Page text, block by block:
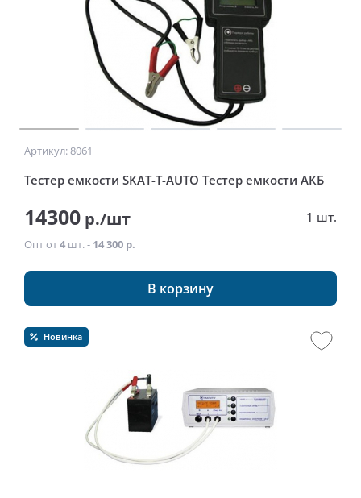
Артикул: 8061
Тестер емкости SKAT-T-AUTO Тестер емкости АКБ
14300 р./шт 1 шт.
Опт от4 шт. - 14 300 р.
В корзину
Новинка